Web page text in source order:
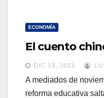
ECONOMÍA
El cuento
DIC 19, 2021
A mediados de
reforma educativa